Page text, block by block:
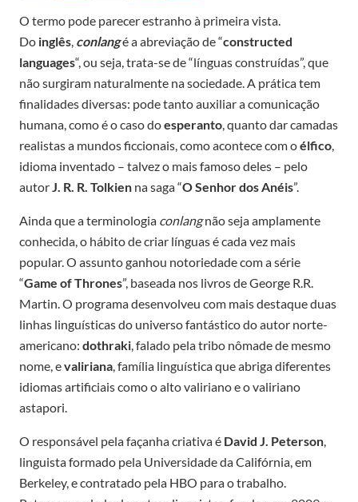
O termo pode parecer estranho à primeira vista.
Do inglês, conlangé a abreviação de “constructed
languages“, ou seja, trata-se de “línguas construídas”, que
não surgiram naturalmente na sociedade. A prática tem
finalidades diversas: pode tanto auxiliar a comunicação
humana, como é o caso doesperanto, quanto dar camadas
realistas a mundos ficcionais, como acontece com oélfico,
idioma inventado – talvez o mais famoso deles – pelo
autorJ. R. R. Tolkien na saga “O Senhor dos Anéis”.
Ainda que a terminologia conlangnão seja amplamente
conhecida, o hábito de criar línguas é cada vez mais
popular. O assunto ganhou notoriedade com a série
“Game of Thrones”, baseada nos livros de George R.R.
Martin. O programa desenvolveu com mais destaque duas
linhas linguísticas do universo fantástico do autor norte-
americano: dothraki, falado pela tribo nômade de mesmo
nome, evaliriana, família linguística que abriga diferentes
idiomas artificiais como o alto valiriano e o valiriano
astapori.
O responsável pela façanha criativa é David J. Peterson,
linguista formado pela Universidade da Califórnia, em
Berkeley, e contratado pela HBO para o trabalho.